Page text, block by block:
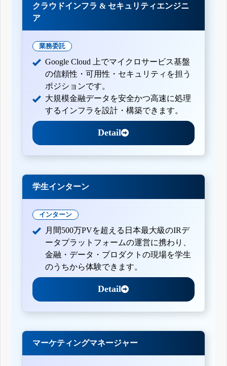
クラウドインフラ & セキュリティエンジニ
ア
業務委託
Google Cloud 上でマイクロサービス基盤
の信頼性・可用性・セキュリティを担う
ポジションです。
大規模金融データを安全かつ高速に処理
するインフラを設計・構築できます。
Detail
学生インターン
インターン
月間500万PVを超える日本最大級のIRデ
ータプラットフォームの運営に携わり、
金融・データ・プロダクトの現場を学生
のうちから体験できます。
Detail
マーケティングマネージャー